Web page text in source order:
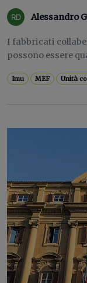
Alessandro
I fabbricati
possono essere
Imu MEF Unità